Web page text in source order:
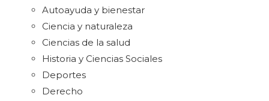
Autoayuda y bienestar
Ciencia y naturaleza
Ciencias de la salud
Historia y Ciencias Sociales
Deportes
Derecho